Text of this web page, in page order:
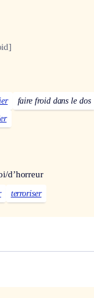
faire froid dans le dos
d’horreur
terroriser